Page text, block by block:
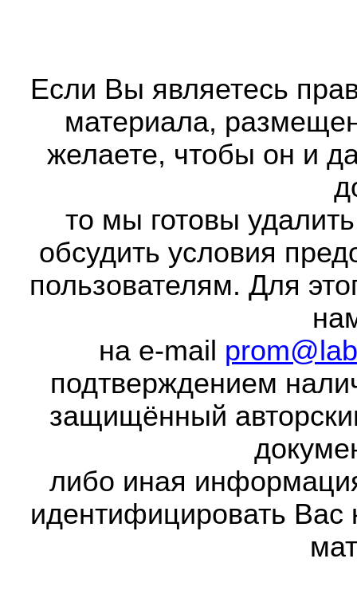
Если Вы являетесь
материала,
желаете, чтобы он и
то мы готовы
обсудить условия
пользователям. Для
на e-mail
подтверждением
защищённый
либо иная
идентифицировать Вас